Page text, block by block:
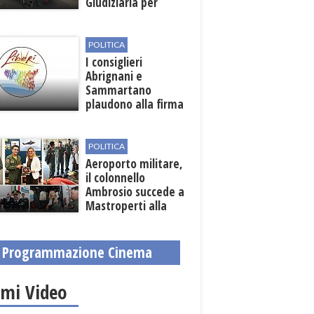
POLITICA
I consiglieri
Abrignani e
Sammartano
plaudono alla firma
roghi
POLITICA
Aeroporto militare,
il colonnello
Ambrosio succede a
Mastroperti alla
Programmazione Cinema
Video